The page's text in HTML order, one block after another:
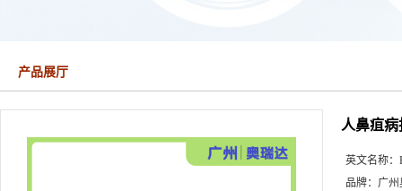
产品展厅
人鼻疽
英文名称：
品牌： 广州